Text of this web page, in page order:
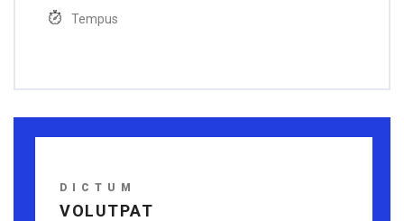
Tempus
DICTUM
VOLUTPAT